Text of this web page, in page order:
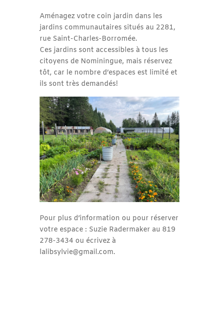
Aménagez votre coin jardin dans les
jardins communautaires situés au 2281,
rue Saint-Charles-Borromée.
Ces jardins sont accessibles à tous les
citoyens de Nominingue, mais réservez
tôt, car le nombre d’espaces est limité et
ils sont très demandés!
Pour plus d’information ou pour réserver
votre espace : Suzie Radermaker au 819
278-3434 ou écrivez à
lalibsylvie@gmail.com.